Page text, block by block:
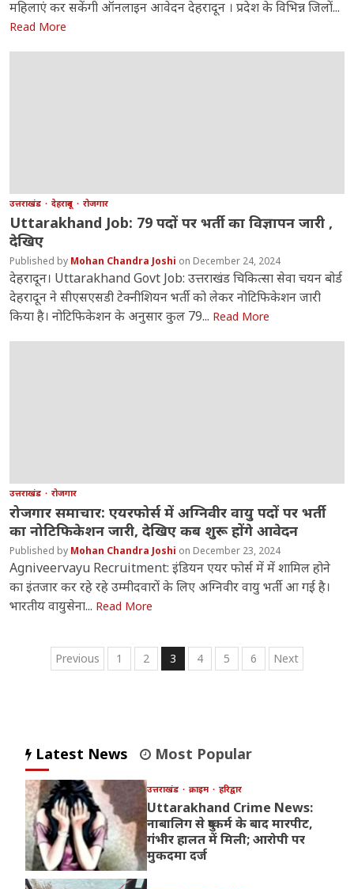
महिलाएं कर सकेंगी ऑनलाइन आवेदन देहरादून । प्रदेश के वि​भिन्न जिलों...
Read More
उत्तराखंड देहरादून रोजगार
Uttarakhand Job: 79 पदों पर भर्ती का विज्ञापन जारी ,
देखिए
Mohan Chandra Joshi December 24, 2024
देहरादून। Uttarakhand Govt Job: उत्तराखंड चिकित्सा सेवा चयन बोर्ड
देहरादून ने सीएसएसडी टेक्नीशियन भर्ती को लेकर नोटिफिकेशन जारी
किया है। नोटिफिकेशन के अनुसार कुल 79... Read More
उत्तराखंड रोजगार
रोजगार समाचार: एयरफोर्स में अग्निवीर वायु पदों पर भर्ती
का नोटिफिकेशन जारी, देखिए कब शुरू होंगे आवेदन
Mohan Chandra Joshi December 23, 2024
Agniveervayu Recruitment: इंडियन एयर फोर्स में में शामिल होने
का इंतजार कर रहे रहे उम्मीदवारों के लिए अग्निवीर वायु भर्ती आ गई है।
भारतीय वायुसेना... Read More
Posts
Previous 1 2 3 4 5 6 Next
Latest News Most Popular
उत्तराखंड क्राइम हरिद्वार
Uttarakhand Crime News:
नाबालिग से दुष्कर्म के बाद मारपीट,
गंभीर हालत में मिली; आरोपी पर
मुकदमा दर्ज